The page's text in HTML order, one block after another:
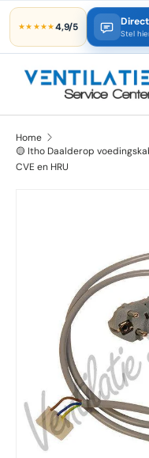
Ga naar inhoud
★★★★★4,9/5 Stel
Zoeken
Productsoort
Home
🟡 Itho Daalderop
CVE en HRU